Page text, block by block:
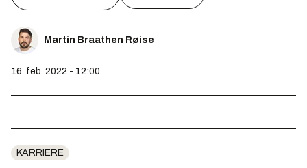
Martin Braathen Røise
16. feb. 2022 - 12:00
KARRIERE